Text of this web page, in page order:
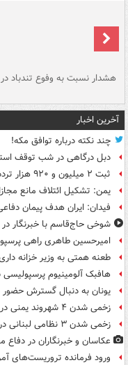
هشدار نسبت به وفوع تندباد در
آخرین اخبار
چند نکته درباره توافق مکه!
دبل درگاهی در شب توقف
ثبت ۲ میلیون و ۹۲۰ هزار تردد در مرز مهران طی ایام اربعین
یمن: تشکیل ائتلاف مانع
فیدان: ایران هدف پیمان
شوخی حاج‌قاسم با خبرنگار
امیرحسین طاهری راهی
طعنه همتی به وزیر خزانه
هافبک آلومینیوم
یونان به دنبال گسترش
زخمی شدن ۴ شهروند یمنی در حمله مزدوران سعودی
زخمی شدن ۳ نظامی لبنانی در زوطر غربی
عکاسان و خبرنگاران در
ورود فرمانده تروریست‌های